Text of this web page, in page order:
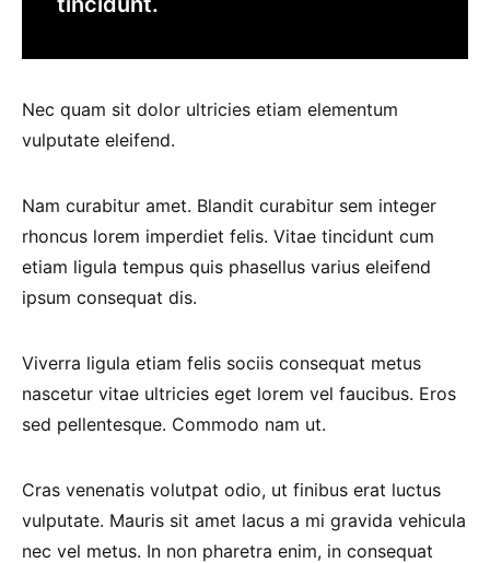
Nec quam sit dolor ultricies etiam elementum
vulputate eleifend.
Nam curabitur amet. Blandit curabitur sem integer
rhoncus lorem imperdiet felis. Vitae tincidunt cum
etiam ligula tempus quis phasellus varius eleifend
ipsum consequat dis.
Viverra ligula etiam felis sociis consequat metus
nascetur vitae ultricies eget lorem vel faucibus. Eros
sed pellentesque. Commodo nam ut.
Cras venenatis volutpat odio, ut finibus erat luctus
vulputate. Mauris sit amet lacus a mi gravida vehicula
nec vel metus. In non pharetra enim, in consequat